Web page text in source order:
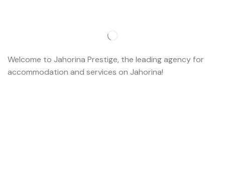
Welcome to Jahorina Prestige, the leading agency for
accommodation and services on Jahorina!